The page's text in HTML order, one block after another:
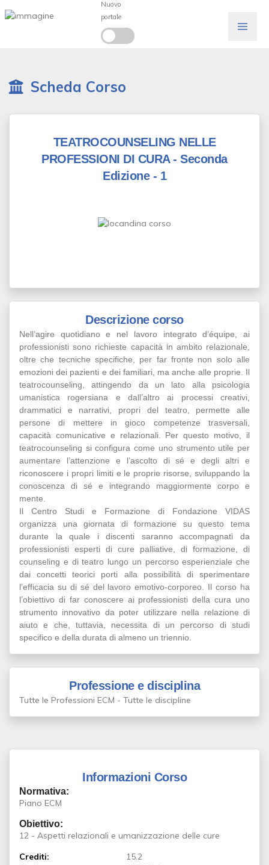
Scheda Corso
TEATROCOUNSELING NELLE
PROFESSIONI DI CURA - Seconda
Edizione - 1
Descrizione corso
Nell’agire quotidiano e nel lavoro integrato d’équipe, ai
professionisti sono richieste capacità in ambito relazionale,
oltre che tecniche specifiche, per far fronte non solo alle
emozioni dei pazienti e dei familiari, ma anche alle proprie. Il
teatrocounseling, attingendo da un lato alla psicologia
umanistica rogersiana e dall’altro ai processi creativi,
drammatici e narrativi, propri del teatro, permette alle
persone di mettere in gioco competenze trasversali,
capacità comunicative e relazionali. Per questo motivo, il
teatrocounseling si configura come uno strumento utile per
aumentare l’attenzione e l’ascolto di sé e degli altri e
riconoscere i propri limiti e le proprie risorse, sviluppando la
conoscenza di sé e integrando maggiormente corpo e
mente.
Il Centro Studi e Formazione di Fondazione VIDAS
organizza una giornata di formazione su questo tema
durante la quale i discenti saranno accompagnati da
professionisti esperti di cure palliative, di formazione, di
counseling e di teatro lungo un percorso esperienziale che
dai concetti teorici porti alla possibilità di sperimentare
l’efficacia su di sé del lavoro emotivo-corporeo. Il corso ha
l’obiettivo di far conoscere ai professionisti della cura uno
strumento innovativo da poter utilizzare nella relazione di
aiuto e che, tuttavia, necessita di un percorso di studi
specifico e della durata di almeno un triennio.
Professione e disciplina
Tutte le Professioni ECM - Tutte le discipline
Informazioni Corso
Normativa:
Piano ECM
Obiettivo:
12 - Aspetti relazionali e umanizzazione delle cure
Crediti:
15.2